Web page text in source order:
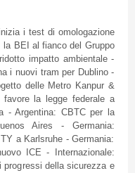
i test di omologazione
BEI al fianco del Gruppo
impatto ambientale -
i nuovi tram per Dublino -
delle Metro Kanpur &
la legge federale a
- Argentina: CBTC per la
Aires - Germania:
a Karlsruhe - Germania:
ICE - Internazionale:
progressi della sicurezza e